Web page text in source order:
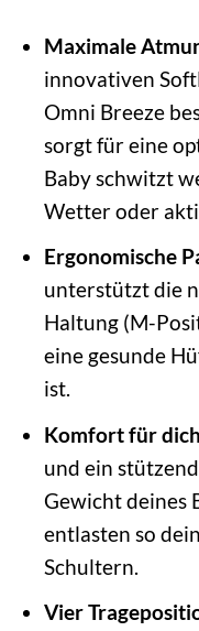
Maximale
innovativen
Omni Breeze
sorgt für eine
Baby schwitzt
Wetter oder
Ergonomische
unterstützt die
Haltung (M-
eine gesunde
ist.
Komfort für
und ein
Gewicht deines
entlasten so
Schultern.
Vier